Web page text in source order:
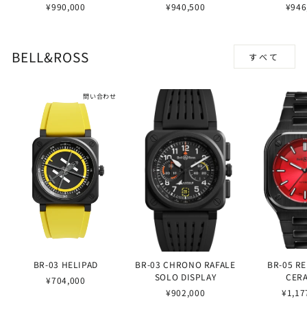
¥990,000 ¥940,500
BELL&ROSS すべて
問い合わせ
BR-03 HELIPAD
¥704,000
BR-03 CHRONO RAFALE
SOLO DISPLAY
¥902,000
BR-05